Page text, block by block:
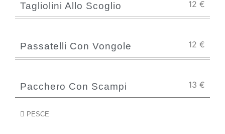
Tagliolini Allo Scoglio 12 €
Passatelli Con Vongole 12 €
Pacchero Con Scampi 13 €
PESCE